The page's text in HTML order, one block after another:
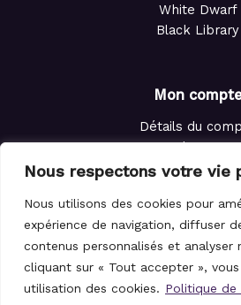
Nous respectons votre vie
Nous utilisons des cookies pour
expérience de navigation, diffuser
contenus personnalisés et analyser
cliquant sur « Tout accepter »,
utilisation des cookies. Politique
White Dwarf
Black Library
Mon
Détails du
Adresses
Commandes
Panier
© 2021-2026 Le Magicien des Dés.